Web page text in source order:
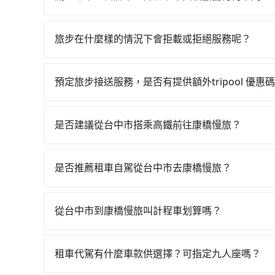
台預定時價格而定，通常愈長程價格CP值愈高。
旅步在什麼樣的情況下會拒載或拒絕服務呢？
訂購時填寫的數量。請務必確實填寫當日實際攜
預定旅步接送服務，是否有提供額外tripool 優惠碼
價錢更優惠」，即可獲取回程95折折價券，供您預
是否建議從台中市搭乘高鐵前往康橋慢旅？
次高鐵可搭乘。假設從台中市沙鹿區前往最靠近
費300元後，抵達康橋慢旅 (台南市中西區) 的目
不預約包車，不僅每人至少額外負擔100元車資，
是否推薦租車自駕從台中市去康橋慢旅？
天就要來回，那在台中路邊可隨租隨借的iRent應
時40元路邊停車費用預估進去，但額外的汽車保
從台中市到康橋慢旅叫計程車划算嗎？
算，價格約為3,950~4,700元間，但如改預約
租車代駕有什麼車款供選擇？可指定九人座嗎？